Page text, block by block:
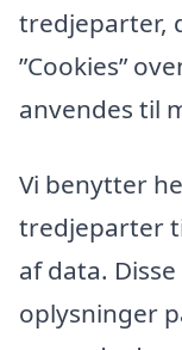
tredjeparter,
”Cookies”
anvendes til
Vi benytter
tredjeparter
af data.
oplysninger